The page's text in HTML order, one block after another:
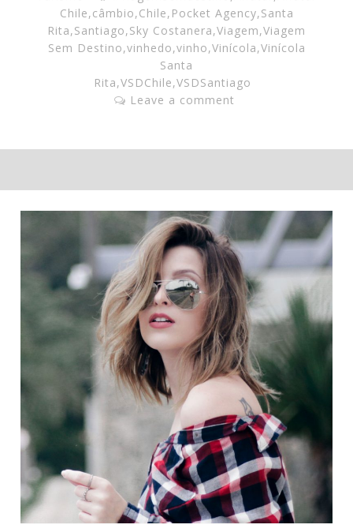
Chile,câmbio,Chile, Pocket Agency,Santa
Rita,Santiago,Sky Costanera,Viagem,Viagem
Sem Destino,vinhedo,vinho,Vinícola,Vinícola
Santa
Rita,VSDChile,VSDSantiago
Leave a comment